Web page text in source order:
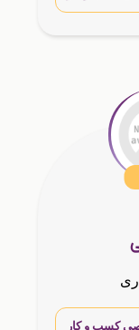
کسب و کار